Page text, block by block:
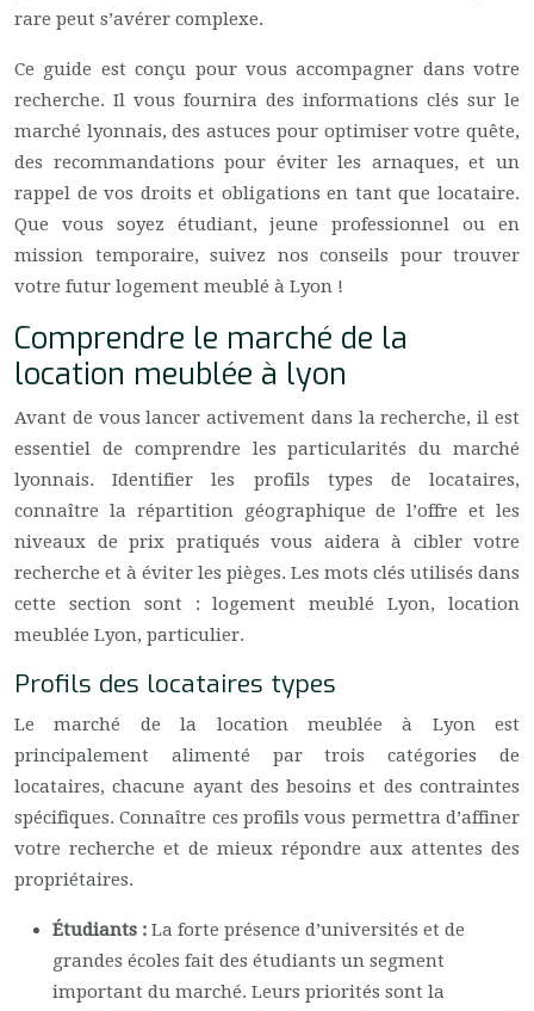
rare peut s’avérer complexe.
Ce guide est conçu pour vous accompagner dans votre
recherche. Il vous fournira des informations clés sur le
marché lyonnais, des astuces pour optimiser votre quête,
des recommandations pour éviter les arnaques, et un
rappel de vos droits et obligations en tant que locataire.
Que vous soyez étudiant, jeune professionnel ou en
mission temporaire, suivez nos conseils pour trouver
votre futur logement meublé à Lyon !
Comprendre le marché de la
location meublée à lyon
Avant de vous lancer activement dans la recherche, il est
essentiel de comprendre les particularités du marché
lyonnais. Identifier les profils types de locataires,
connaître la répartition géographique de l’offre et les
niveaux de prix pratiqués vous aidera à cibler votre
recherche et à éviter les pièges. Les mots clés utilisés dans
cette section sont : logement meublé Lyon, location
meublée Lyon, particulier.
Profils des locataires types
Le marché de la location meublée à Lyon est
principalement alimenté par trois catégories de
locataires, chacune ayant des besoins et des contraintes
spécifiques. Connaître ces profils vous permettra d’affiner
votre recherche et de mieux répondre aux attentes des
propriétaires.
Étudiants : La forte présence d’universités et de
grandes écoles fait des étudiants un segment
important du marché. Leurs priorités sont la